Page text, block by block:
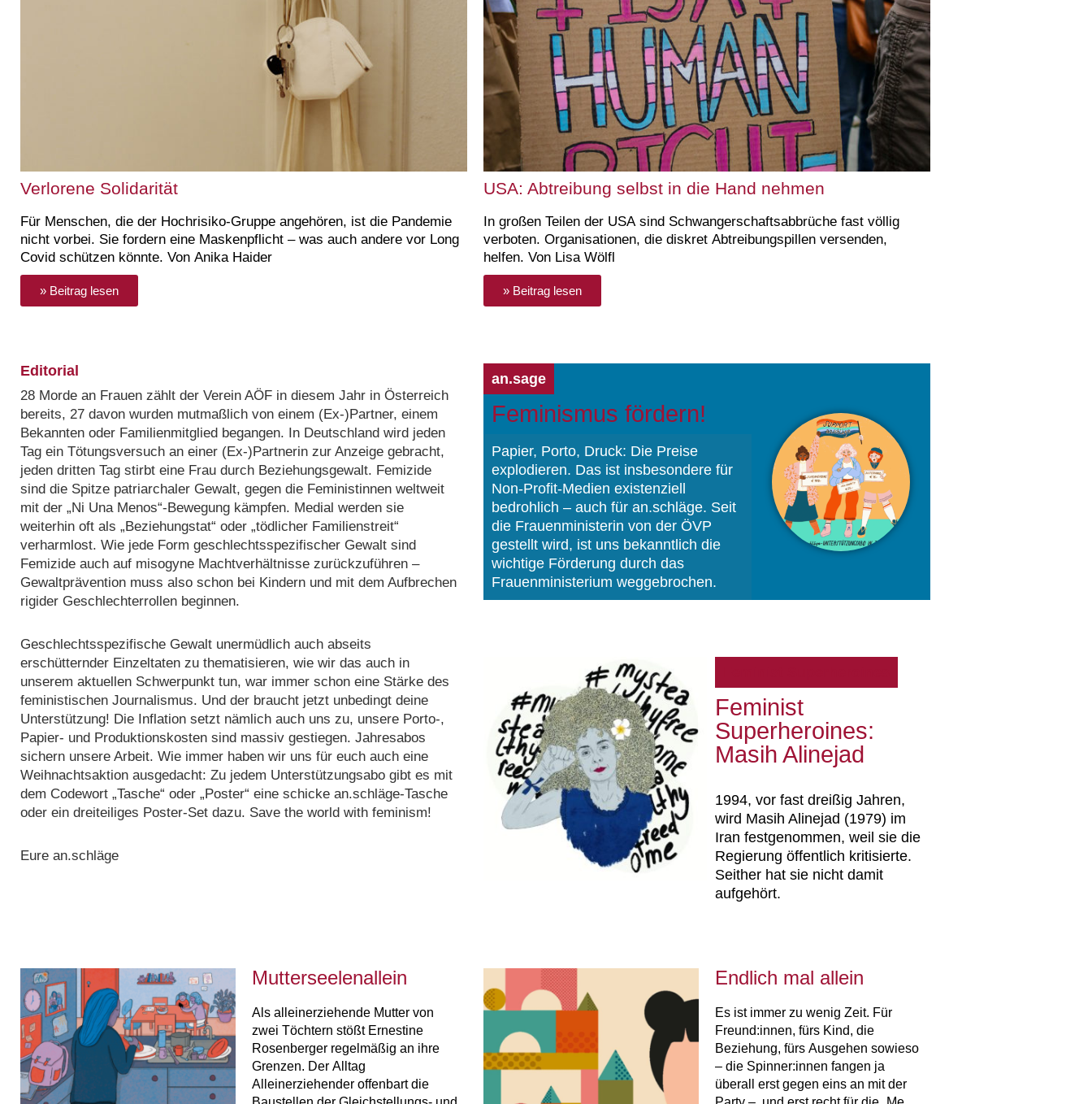
Verlorene Solidarität
Für Menschen, die der Hochrisiko-Gruppe angehören, ist die Pandemie
nicht vorbei. Sie fordern eine Maskenpflicht – was auch andere vor Long
Covid schützen könnte. Von Anika Haider
» Beitrag lesen
USA: Abtreibung selbst in die Hand nehmen
In großen Teilen der USA sind Schwanger­schafts­abbrüche fast völlig
verboten. Organisationen, die diskret Abtreibungspillen versenden,
helfen. Von Lisa Wölfl
» Beitrag lesen
Editorial
28 Morde an Frauen zählt der Verein AÖF in diesem Jahr in Österreich
bereits, 27 davon wurden mutmaßlich von einem (Ex-)Partner, einem
Bekannten oder Familienmitglied begangen. In Deutschland wird jeden
Tag ein Tötungsversuch an einer (Ex-)Partnerin zur Anzeige gebracht,
jeden dritten Tag stirbt eine Frau durch Beziehungsgewalt. Femizide
sind die Spitze patriarchaler Gewalt, gegen die Feministinnen weltweit
mit der „Ni Una Menos“-Bewegung kämpfen. Medial werden sie
weiterhin oft als „Beziehungstat“ oder „tödlicher Familienstreit“
verharmlost. Wie jede Form geschlechtsspezifischer Gewalt sind
Femizide auch auf misogyne Machtverhältnisse zurückzuführen –
Gewaltprävention muss also schon bei Kindern und mit dem Aufbrechen
rigider Geschlechterrollen beginnen.
Geschlechtsspezifische Gewalt unermüdlich auch abseits
erschütternder Einzeltaten zu thematisieren, wie wir das auch in
unserem aktuellen Schwerpunkt tun, war immer schon eine Stärke des
feministischen Journalismus. Und der braucht jetzt unbedingt deine
Unterstützung! Die Inflation setzt nämlich auch uns zu, unsere Porto-,
Papier- und Produktionskosten sind massiv gestiegen. Jahresabos
sichern unsere Arbeit. Wie immer haben wir uns für euch auch eine
Weihnachtsaktion ausgedacht: Zu jedem Unterstützungsabo gibt es mit
dem Codewort „Tasche“ oder „Poster“ eine schicke an.schläge-Tasche
oder ein dreiteiliges Poster-Set dazu. Save the world with feminism!
Eure an.schläge
an.sage
Feminismus fördern!
Papier, Porto, Druck: Die Preise
explodieren. Das ist insbesondere für
Non-Profit-Medien existenziell
bedrohlich – auch für an.schläge. Seit
die Frauenministerin von der ÖVP
gestellt wird, ist uns bekanntlich die
wichtige Förderung durch das
Frauenministerium weggebrochen.
Feminist
Superheroines:
Masih Alinejad
1994, vor fast dreißig Jahren,
wird Masih Alinejad (1979) im
Iran festgenommen, weil sie die
Regierung öffentlich kritisierte.
Seither hat sie nicht damit
aufgehört.
Mutterseelenallein
Als alleinerziehende Mutter von
zwei Töchtern stößt Ernestine
Rosenberger regelmäßig an ihre
Grenzen. Der Alltag
Alleinerziehender offenbart die
Endlich mal allein
Es ist immer zu wenig Zeit. Für
Freund:innen, fürs Kind, die
Beziehung, fürs Ausgehen sowieso
– die Spinner:innen fangen ja
überall erst gegen eins an mit der